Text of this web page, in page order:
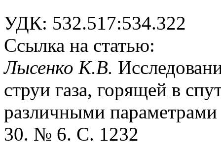
УДК: 532.517:534.322
Ссылка на статью:
Лысенко К.В.
струи газа, горящей в
различными
30. № 6. С. 1232